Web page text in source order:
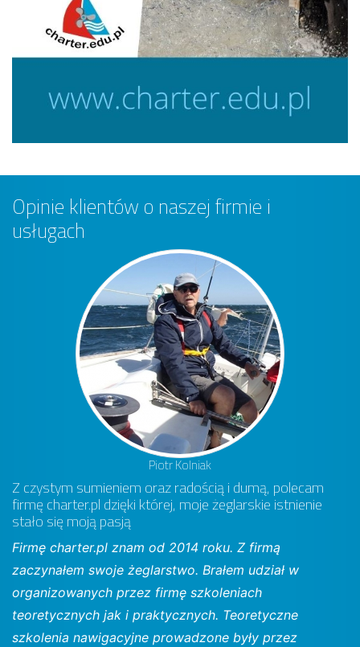
Opinie klientów o naszej firmie i
usługach
Piotr Kolniak
Z czystym sumieniem oraz radością i dumą, polecam
firmę charter.pl dzięki której, moje żeglarskie istnienie
stało się moją pasją
Firmę charter.pl znam od 2014 roku. Z firmą
zaczynałem swoje żeglarstwo. Brałem udział w
organizowanych przez firmę szkoleniach
teoretycznych jak i praktycznych. Teoretyczne
szkolenia nawigacyjne prowadzone były przez